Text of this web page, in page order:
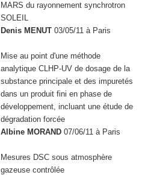
MARS du rayonnement synchrotron
SOLEIL
Denis MENUT 03/05/11 à Paris
Mise au point d'une méthode
analytique CLHP-UV de dosage de la
substance principale et des impuretés
dans un produit fini en phase de
développement, incluant une étude de
dégradation forcée
Albine MORAND 07/06/11 à Paris
Mesures DSC sous atmosphère
gazeuse contrôlée